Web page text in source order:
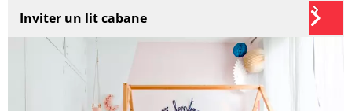
Inviter un lit cabane